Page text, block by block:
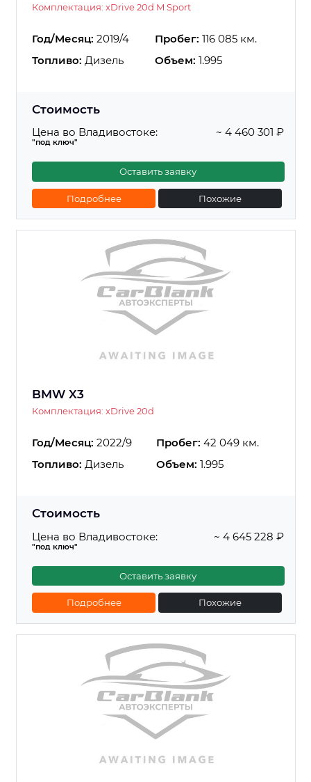
Комплектация: xDrive 20d M Sport
Год/Месяц: 2019/4 Пробег: 116 085 км.
Топливо: Дизель Объем: 1.995
Стоимость
Цена во Владивостоке:
"под ключ"
~ 4 460 301 ₽
Оставить заявку
Подробнее Похожие
BMW X3
Комплектация: xDrive 20d
Год/Месяц: 2022/9 Пробег: 42 049 км.
Топливо: Дизель Объем: 1.995
Стоимость
Цена во Владивостоке:
"под ключ"
~ 4 645 228 ₽
Оставить заявку
Подробнее Похожие